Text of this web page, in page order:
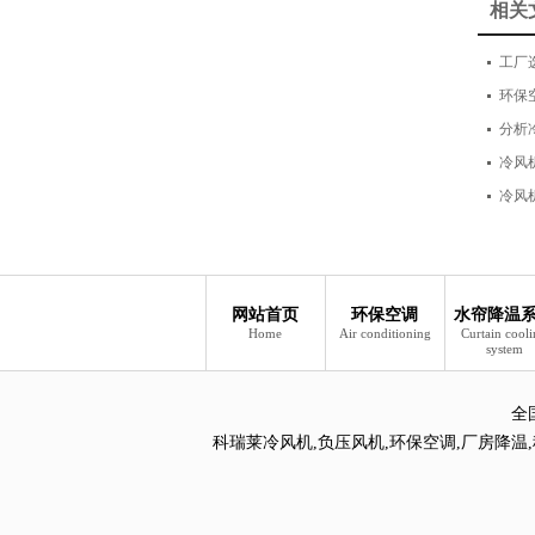
相关
工厂
环保
分析
冷风
冷风
网站首页
Home
环保空调
Air conditioning
水帘降温
Curtain
system
全
科瑞莱冷风机,负压风机,环保空调 ,厂房降温,